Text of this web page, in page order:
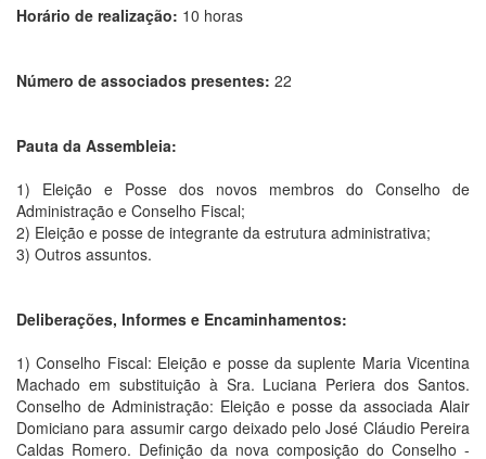
Horário de realização: 10 horas
Número de associados presentes: 22
Pauta da Assembleia:
1) Eleição e Posse dos novos membros do Conselho de
Administração e Conselho Fiscal;
2) Eleição e posse de integrante da estrutura administrativa;
3) Outros assuntos.
Deliberações, Informes e Encaminhamentos:
1) Conselho Fiscal: Eleição e posse da suplente Maria Vicentina
Machado em substituição à Sra. Luciana Periera dos Santos.
Conselho de Administração: Eleição e posse da associada Alair
Domiciano para assumir cargo deixado pelo José Cláudio Pereira
Caldas Romero. Definição da nova composição do Conselho -